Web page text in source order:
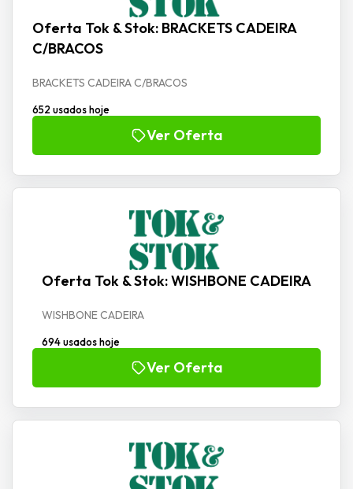
Oferta Tok & Stok: BRACKETS CADEIRA
C/BRACOS
BRACKETS CADEIRA C/BRACOS
652 usados hoje
Ver Oferta
Oferta Tok & Stok: WISHBONE CADEIRA
WISHBONE CADEIRA
694 usados hoje
Ver Oferta